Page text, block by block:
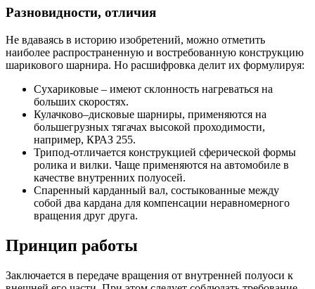
Разновидности, отличия
Не вдаваясь в историю изобретений, можно отметить
наиболее распространенную и востребованную конструкцию
шарикового шарнира. Но расшифровка делит их формулируя:
Сухариковые – имеют склонность нагреваться на
больших скоростях.
Кулачково–дисковые шарниры, применяются на
большегрузных тягачах высокой проходимости,
например, КРАЗ 255.
Трипод-отличается конструкцией сферической формы
ролика и вилки. Чаще применяются на автомобиле в
качестве внутренних полуосей.
Спаренный карданный вал, состыкованные между
собой два кардана для компенсации неравномерного
вращения друг друга.
Принцип работы
Заключается в передаче вращения от внутренней полуоси к